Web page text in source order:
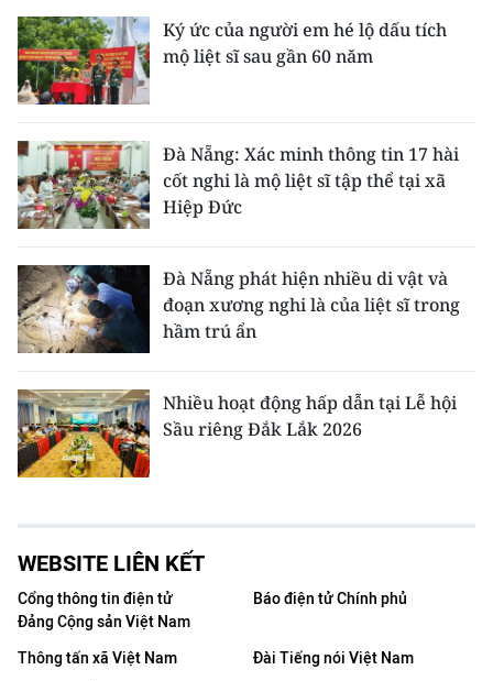
Ký ức của người em hé lộ dấu tích
mộ liệt sĩ sau gần 60 năm
Đà Nẵng: Xác minh thông tin 17 hài
cốt nghi là mộ liệt sĩ tập thể tại xã
Hiệp Đức
Đà Nẵng phát hiện nhiều di vật và
đoạn xương nghi là của liệt sĩ trong
hầm trú ẩn
Nhiều hoạt động hấp dẫn tại Lễ hội
Sầu riêng Đắk Lắk 2026
WEBSITE LIÊN KẾT
Cổng thông tin điện tử
Đảng Cộng sản Việt Nam
Báo điện tử Chính phủ
Thông tấn xã Việt Nam
Đài Tiếng nói Việt Nam